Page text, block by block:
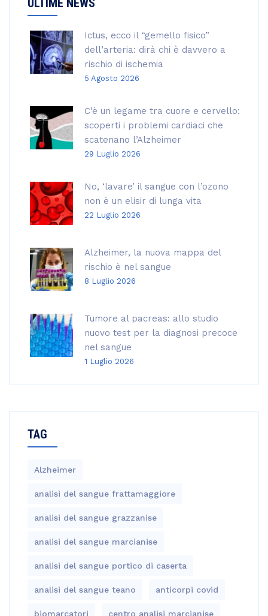
Ictus, ecco il “gemello fisico”
dell’arteria: dirà chi è davvero a
rischio di ischemia
5 Agosto 2026
C’è un legame tra cuore e cervello:
scoperti i problemi cardiaci che
scatenano l’Alzheimer
29 Luglio 2026
No, ‘lavare’ il sangue con l’ozono
non è un elisir di lunga vita
22 Luglio 2026
Alzheimer, la nuova mappa del
rischio è nel sangue
8 Luglio 2026
Tumore al pacreas: allo studio
nuovo test per la diagnosi precoce
nel sangue
1 Luglio 2026
TAG
Alzheimer
analisi del sangue frattamaggiore
analisi del sangue grazzanise
analisi del sangue marcianise
analisi del sangue portico di caserta
analisi del sangue teano anticorpi covid
biomarcatori centro analisi marcianise